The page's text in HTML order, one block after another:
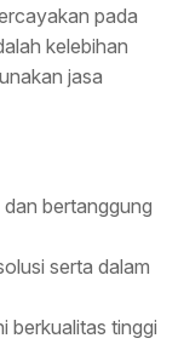
pada
kelebihan
jasa
bertanggung
serta dalam
berkualitas tinggi